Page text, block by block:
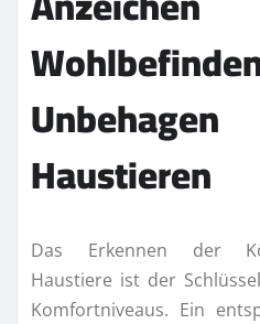
Haustieren
Das Erkennen der
Haustiere ist der
Komfortniveaus. Ein